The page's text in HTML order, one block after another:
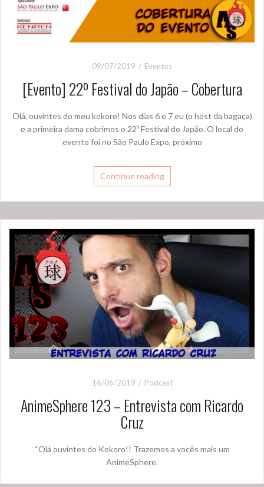
09/07/2019 Eventos
[Evento] 22º Festival do Japão – Cobertura
Olá, ouvintes do meu kokoro! Nos dias 6 e 7 eu (o host da bagaça)
e a primeira dama cobrimos o 22º Festival do Japão. O local do
evento foi no São Paulo Expo, próximo
Continue reading
16/06/2019 Podcast
AnimeSphere 123 – Entrevista com Ricardo
Cruz
“Olá ouvintes do Kokoro!! Trazemos a vocês mais um
AnimeSphere.